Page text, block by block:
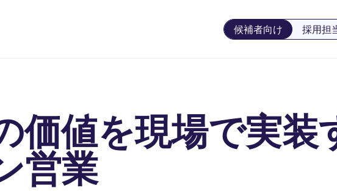
候補者向け 採用担
価値を現場で実装
営業